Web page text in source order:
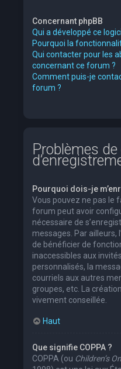
Concernant phpBB
Qui a développé ce
Pourquoi la
Qui contacter pour les
concernant ce forum ?
Comment puis-je
forum ?
Problèmes
Pourquoi dois-je
Vous pouvez ne pas le
forum peut avoir
nécessaire de
messages. Par
de bénéficier de
inaccessibles aux
personnalisés, la
courriels aux autres
groupes, etc. La
vivement conseillée.
Haut
Que signifie COPPA ?
COPPA (ou Children’s